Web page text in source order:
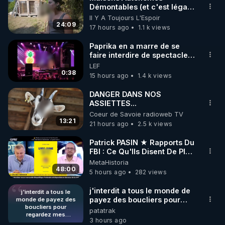
🌱 INSTAGRAM
https://www.instagram.com/rdlr_thierrycasasnovas/
http://rgnr.li/instagram
🌱 LA NEWSLETTER
Pour ne pas rater l’actualité RGNR (stages,
http://rgnr.li/news
🌱 VIDÉOS NON CENSURÉES SUR ODYSEE
Toutes les vidéos Youtube sont aussi sur la
http://rgnr.li/odysee
🌱 LES STAGES EN PRÉSENTIEL
http://rgnr.li/stages
24:09
Démontables (et c'est légal).
Visite éco village en
Bretagne
Il Y A Toujours L'Espoir
17 hours ago
1.1 k views
0:38
Paprika en a marre de se
faire interdire de spectacle.
Elle décide donc de devenir
DJ !
LEF
15 hours ago
1.4 k views
13:21
DANGER DANS NOS
ASSIETTES...
Coeur de Savoie radioweb TV
21 hours ago
2.5 k views
48:00
Patrick PASIN ★ Rapports Du
FBI : Ce Qu'Ils Disent De Plus
Grave Sur Hitler
MetaHistoria
5 hours ago
282 views
j'interdit a tous le
monde de payez des
boucliers pour
regardez mes
publications (gratuites)
j'interdit a tous le monde de
payez des boucliers pour
regardez mes publications
(gratuites) quand ils le désire
patatrak
3 hours ago